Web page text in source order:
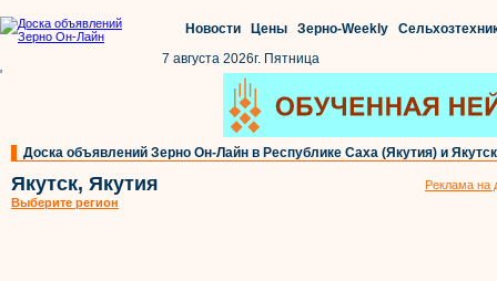
Новости Цены Зерно-Weekly
7 августа 2026г. Пятница
'
Доска объявлений Зерно Он-Лайн в Республике Саха (Якутия) и
Якутск, Якутия
Выберите регион
Реклама на